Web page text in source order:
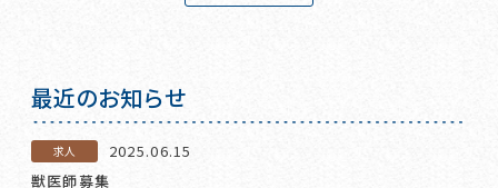
最近のお知らせ
求人
2025.06.15
獣医師募集